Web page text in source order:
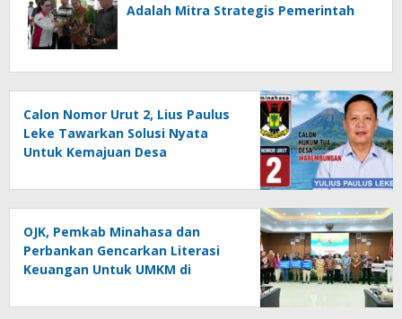
Adalah Mitra Strategis Pemerintah
Calon Nomor Urut 2, Lius Paulus
Leke Tawarkan Solusi Nyata
Untuk Kemajuan Desa
OJK, Pemkab Minahasa dan
Perbankan Gencarkan Literasi
Keuangan Untuk UMKM di